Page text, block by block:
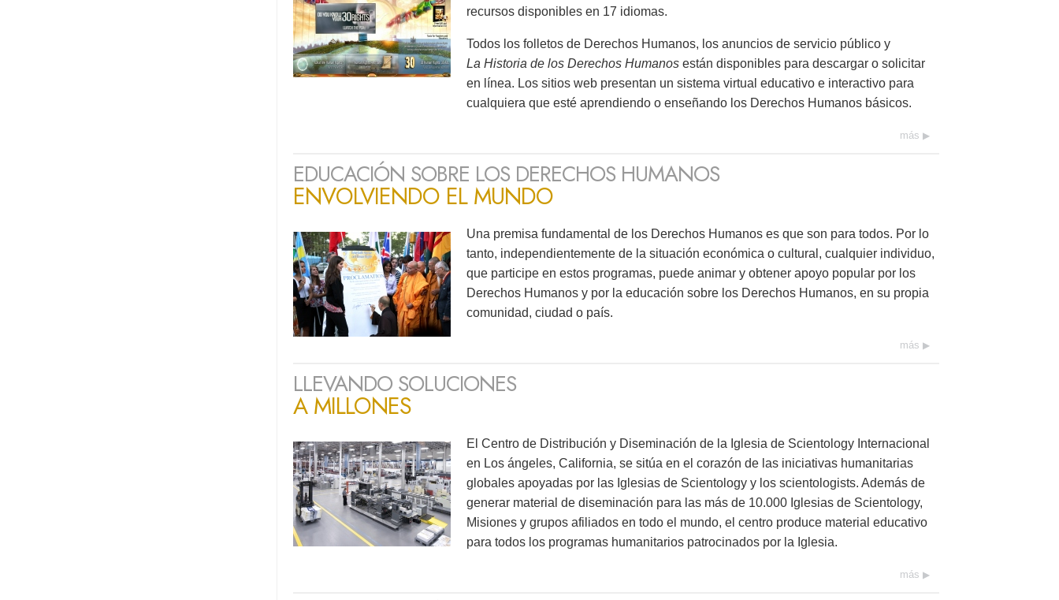
recursos disponibles en 17 idiomas.
Todos los folletos de Derechos Humanos, los anuncios de servicio público y
La Historia de los Derechos Humanos están disponibles para descargar o solicitar
en línea. Los sitios web presentan un sistema virtual educativo e interactivo para
cualquiera que esté aprendiendo o enseñando los Derechos Humanos básicos.
más
EDUCACIÓN SOBRE LOS DERECHOS HUMANOS
ENVOLVIENDO EL MUNDO
Una premisa fundamental de los Derechos Humanos es que son para todos. Por lo
tanto, independientemente de la situación económica o cultural, cualquier individuo,
que participe en estos programas, puede animar y obtener apoyo popular por los
Derechos Humanos y por la educación sobre los Derechos Humanos, en su propia
comunidad, ciudad o país.
más
LLEVANDO SOLUCIONES
A MILLONES
El Centro de Distribución y Diseminación de la Iglesia de Scientology Internacional
en Los ángeles, California, se sitúa en el corazón de las iniciativas humanitarias
globales apoyadas por las Iglesias de Scientology y los scientologists. Además de
generar material de diseminación para las más de 10.000 Iglesias de Scientology,
Misiones y grupos afiliados en todo el mundo, el centro produce material educativo
para todos los programas humanitarios patrocinados por la Iglesia.
más